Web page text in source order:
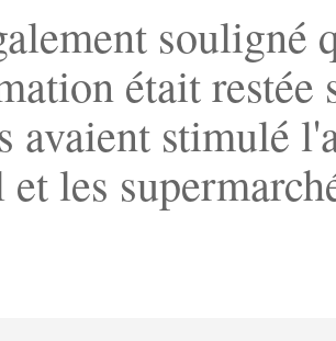
souligné
était restée
avaient stimulé
les